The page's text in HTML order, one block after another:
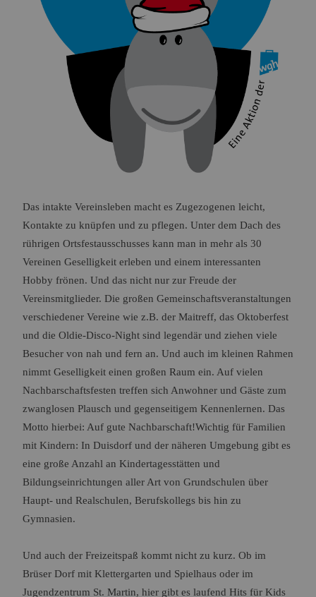
Das intakte Vereinsleben macht es Zugezogenen leicht,
Kontakte zu knüpfen und zu pflegen. Unter dem Dach des
rührigen Ortsfestausschusses kann man in mehr als 30
Vereinen Geselligkeit erleben und einem interessanten
Hobby frönen. Und das nicht nur zur Freude der
Vereinsmitglieder. Die großen Gemeinschaftsveranstaltungen
verschiedener Vereine wie z.B. der Maitreff, das Oktoberfest
und die Oldie-Disco-Night sind legendär und ziehen viele
Besucher von nah und fern an. Und auch im kleinen Rahmen
nimmt Geselligkeit einen großen Raum ein. Auf vielen
Nachbarschaftsfesten treffen sich Anwohner und Gäste zum
zwanglosen Plausch und gegenseitigem Kennenlernen. Das
Motto hierbei: Auf gute Nachbarschaft!Wichtig für Familien
mit Kindern: In Duisdorf und der näheren Umgebung gibt es
eine große Anzahl an Kindertagesstätten und
Bildungseinrichtungen aller Art von Grundschulen über
Haupt- und Realschulen, Berufskollegs bis hin zu
Gymnasien.
Und auch der Freizeitspaß kommt nicht zu kurz. Ob im
Brüser Dorf mit Klettergarten und Spielhaus oder im
Jugendzentrum St. Martin, hier gibt es laufend Hits für Kids